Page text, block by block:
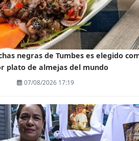
negras de Tumbes es elegido
plato de almejas del mundo
07/08/2026 17:19